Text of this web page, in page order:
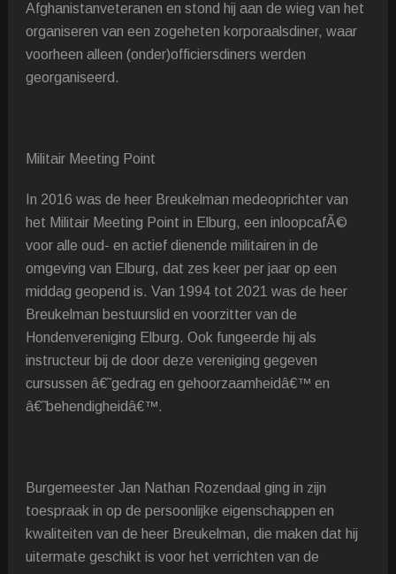
Afghanistanveteranen en stond hij aan de wieg van het
organiseren van een zogeheten korporaalsdiner, waar
voorheen alleen (onder)officiersdiners werden
georganiseerd.
Militair Meeting Point
In 2016 was de heer Breukelman medeoprichter van
het Militair Meeting Point in Elburg, een inloopcafÃ©
voor alle oud- en actief dienende militairen in de
omgeving van Elburg, dat zes keer per jaar op een
middag geopend is. Van 1994 tot 2021 was de heer
Breukelman bestuurslid en voorzitter van de
Hondenvereniging Elburg. Ook fungeerde hij als
instructeur bij de door deze vereniging gegeven
cursussen â€˜gedrag en gehoorzaamheidâ€™ en
â€˜behendigheidâ€™.
Burgemeester Jan Nathan Rozendaal ging in zijn
toespraak in op de persoonlijke eigenschappen en
kwaliteiten van de heer Breukelman, die maken dat hij
uitermate geschikt is voor het verrichten van de